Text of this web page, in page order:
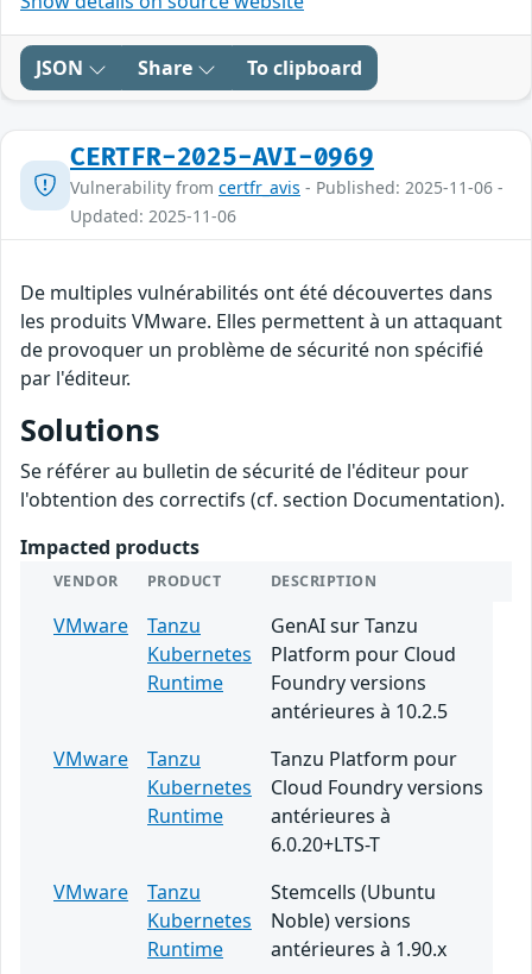
JSON Share To clipboard
CERTFR-2025-AVI-0969
Vulnerability from certfr_avis - Published: 2025-11-06 -
Updated: 2025-11-06
De multiples vulnérabilités ont été découvertes dans
les produits VMware. Elles permettent à un attaquant
de provoquer un problème de sécurité non spécifié
par l'éditeur.
Solutions
Se référer au bulletin de sécurité de l'éditeur pour
l'obtention des correctifs (cf. section Documentation).
Impacted products
VENDOR PRODUCT DESCRIPTION
VMware
Tanzu
Kubernetes
Runtime
GenAI sur Tanzu
Platform pour Cloud
Foundry versions
antérieures à 10.2.5
VMware
Tanzu
Kubernetes
Runtime
Tanzu Platform pour
Cloud Foundry versions
antérieures à
6.0.20+LTS-T
VMware
Tanzu
Kubernetes
Runtime
Stemcells (Ubuntu
Noble) versions
antérieures à 1.90.x